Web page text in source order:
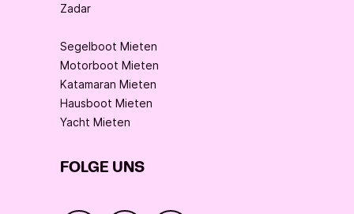
Zadar
Segelboot Mieten
Motorboot Mieten
Katamaran Mieten
Hausboot Mieten
Yacht Mieten
FOLGE UNS